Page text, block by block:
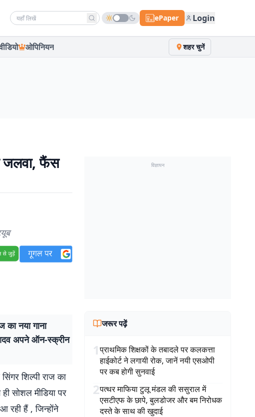
Search news ePaper Login
ओपिनियन शहर चुनें
जलवा, फैंस
नया गाना
अपने ऑन-स्क्रीन
शिल्पी राज का
ही सोशल मीडिया पर
रही हैं , जिन्होंने
विज्ञापन
जरूर पढ़ें
1प्राथमिक शिक्षकों के तबादले पर कलकत्ता
हाईकोर्ट ने लगायी रोक, जानें नयी एसओपी
पर कब होगी सुनवाई
2पत्थर माफिया टुलू मंडल की ससुराल में
एसटीएफ के छापे, बुलडोजर और बम निरोधक
दस्ते के साथ की खुदाई